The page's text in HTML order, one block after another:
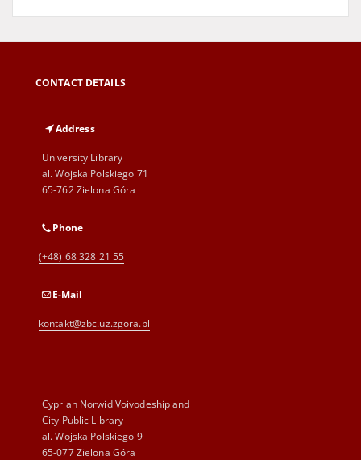
CONTACT DETAILS
Address
University Library
al. Wojska Polskiego 71
65-762 Zielona Góra
Phone
(+48) 68 328 21 55
E-Mail
kontakt@zbc.uz.zgora.pl
Cyprian Norwid Voivodeship and
City Public Library
al. Wojska Polskiego 9
65-077 Zielona Góra